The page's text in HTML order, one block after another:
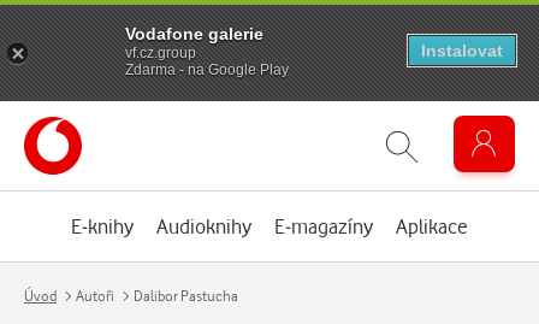
E-knihy Audioknihy E-magazíny Aplikace
Úvod Autoři Dalibor Pastucha
Vodafone galerie
vf.cz.group
Zdarma - na Google Play
Instalovat